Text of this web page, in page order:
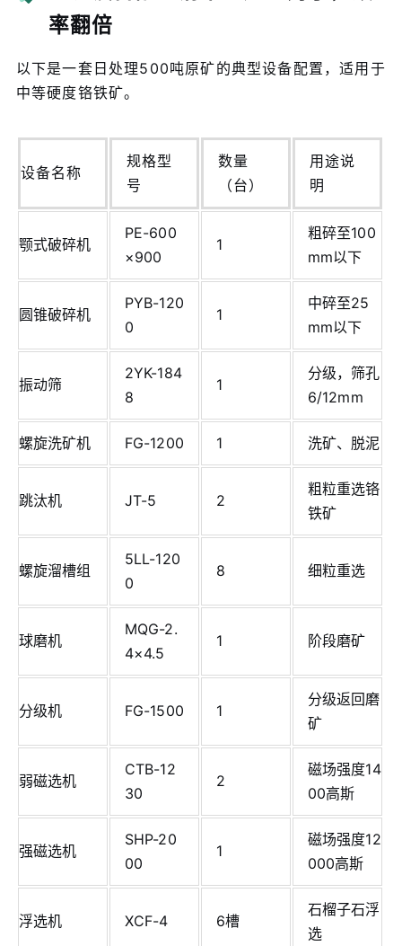
率翻倍
以下是一套日处理500吨原矿的典型设备配置，适用于
中等硬度铬铁矿。
设备名称
规格型
号
数量
（台）
用途说
明
颚式破碎机
PE-600
×900
1
粗碎至100
mm以下
圆锥破碎机
PYB-120
0
1
中碎至25
mm以下
振动筛
2YK-184
8
1
分级，筛孔
6/12mm
螺旋洗矿机 FG-1200 1 洗矿、脱泥
跳汰机 JT-5 2
粗粒重选铬
铁矿
螺旋溜槽组
5LL-120
0
8 细粒重选
球磨机
MQG-2.
4×4.5
1 阶段磨矿
分级机 FG-1500 1
分级返回磨
矿
弱磁选机
CTB-12
30
2
磁场强度14
00高斯
强磁选机
SHP-20
00
1
磁场强度12
000高斯
浮选机 XCF-4 6槽
石榴子石浮
选